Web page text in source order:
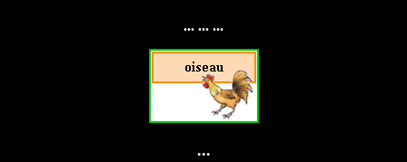
... ... ...
...